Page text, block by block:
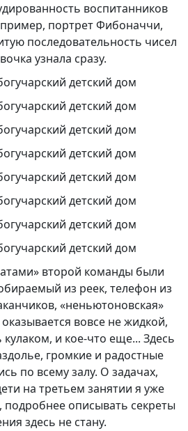
воспитанников
портрет Фибоначчи,
последовательность чисел
узнала сразу.
второй команды были
из реек, телефон из
«неньютоновская»
вовсе не жидкой,
и кое-что еще... Здесь
громкие и радостные
по всему залу. О задачах,
на третьем занятии я уже
подробнее описывать секреты
здесь не стану.